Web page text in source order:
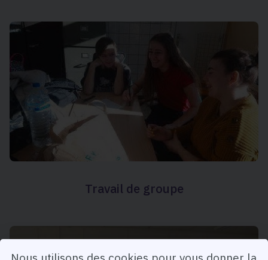
Travail de groupe